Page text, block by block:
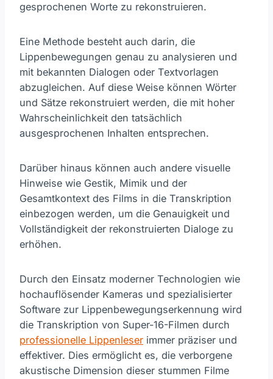
gesprochenen Worte zu rekonstruieren.
Eine Methode besteht auch darin, die
Lippenbewegungen genau zu analysieren und
mit bekannten Dialogen oder Textvorlagen
abzugleichen. Auf diese Weise können Wörter
und Sätze rekonstruiert werden, die mit hoher
Wahrscheinlichkeit den tatsächlich
ausgesprochenen Inhalten entsprechen.
Darüber hinaus können auch andere visuelle
Hinweise wie Gestik, Mimik und der
Gesamtkontext des Films in die Transkription
einbezogen werden, um die Genauigkeit und
Vollständigkeit der rekonstruierten Dialoge zu
erhöhen.
Durch den Einsatz moderner Technologien wie
hochauflösender Kameras und spezialisierter
Software zur Lippenbewegungserkennung wird
die Transkription von Super-16-Filmen durch
professionelle Lippenleser immer präziser und
effektiver. Dies ermöglicht es, die verborgene
akustische Dimension dieser stummen Filme